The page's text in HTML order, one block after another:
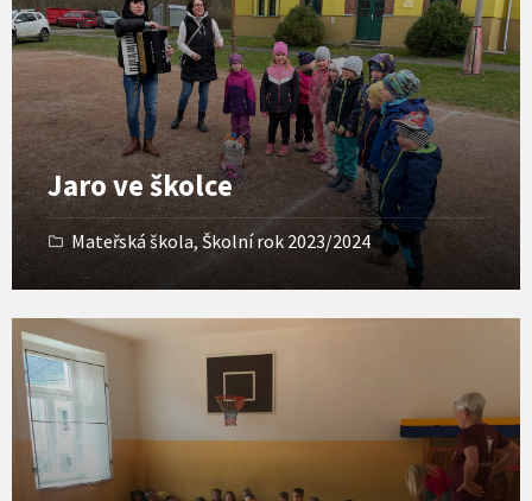
Jaro ve školce
Mateřská škola, Školní rok 2023/2024
Open
Gallery